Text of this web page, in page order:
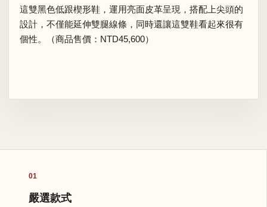
這雙黑色低跟楔形鞋，運用亮面皮革呈現，搭配上尖頭的
設計，不僅能延伸雙腿線條，同時還讓這雙鞋看起來很有
個性。（商品售價：NTD45,600）
01
嚴選款式